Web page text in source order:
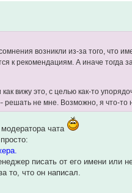
возникли из-за того, что
к рекомендациям. А иначе
вижу это, с целью как-то
не мне. Возможно, я что-то
чата
писать от его имени или
то, что он написал.